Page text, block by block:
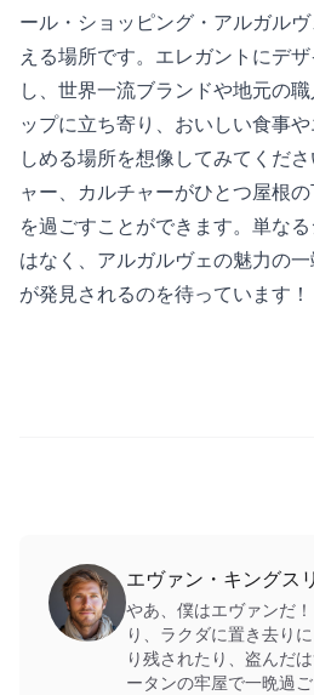
ール・ショッピング・アルガル
える場所です。エレガントにデ
し、世界一流ブランドや地元の
ップに立ち寄り、おいしい食事
しめる場所を想像してみてくだ
ャー、カルチャーがひとつ屋根
を過ごすことができます。単な
はなく、アルガルヴェの魅力の
が発見されるのを待っています！
エヴァン・キングス
やあ、僕はエヴァンだ
り、ラクダに置き去り
り残されたり、盗んだ
ータンの牢屋で一晩過